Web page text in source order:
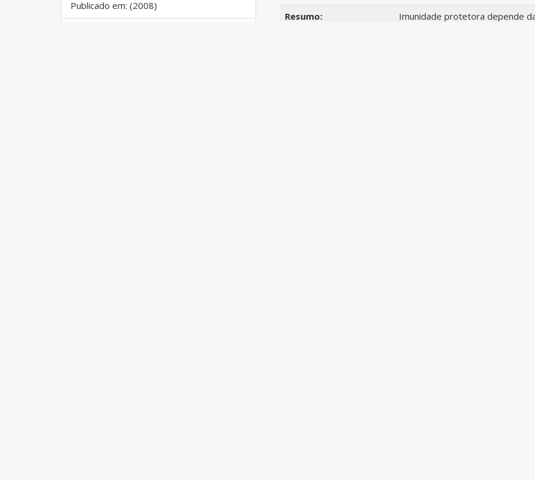
Resumo:
Imunidade protetora depende
Publicado em: (2008)